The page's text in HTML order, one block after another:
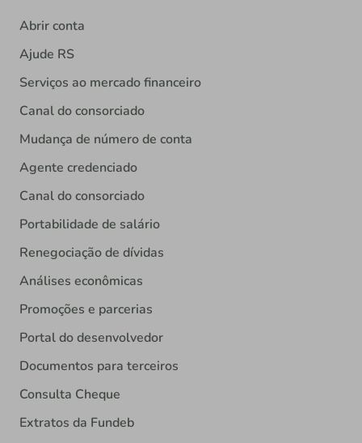
Abrir conta
Ajude RS
Serviços ao mercado financeiro
Canal do consorciado
Mudança de número de conta
Agente credenciado
Canal do consorciado
Portabilidade de salário
Renegociação de dívidas
Análises econômicas
Promoções e parcerias
Portal do desenvolvedor
Documentos para terceiros
Consulta Cheque
Extratos da Fundeb